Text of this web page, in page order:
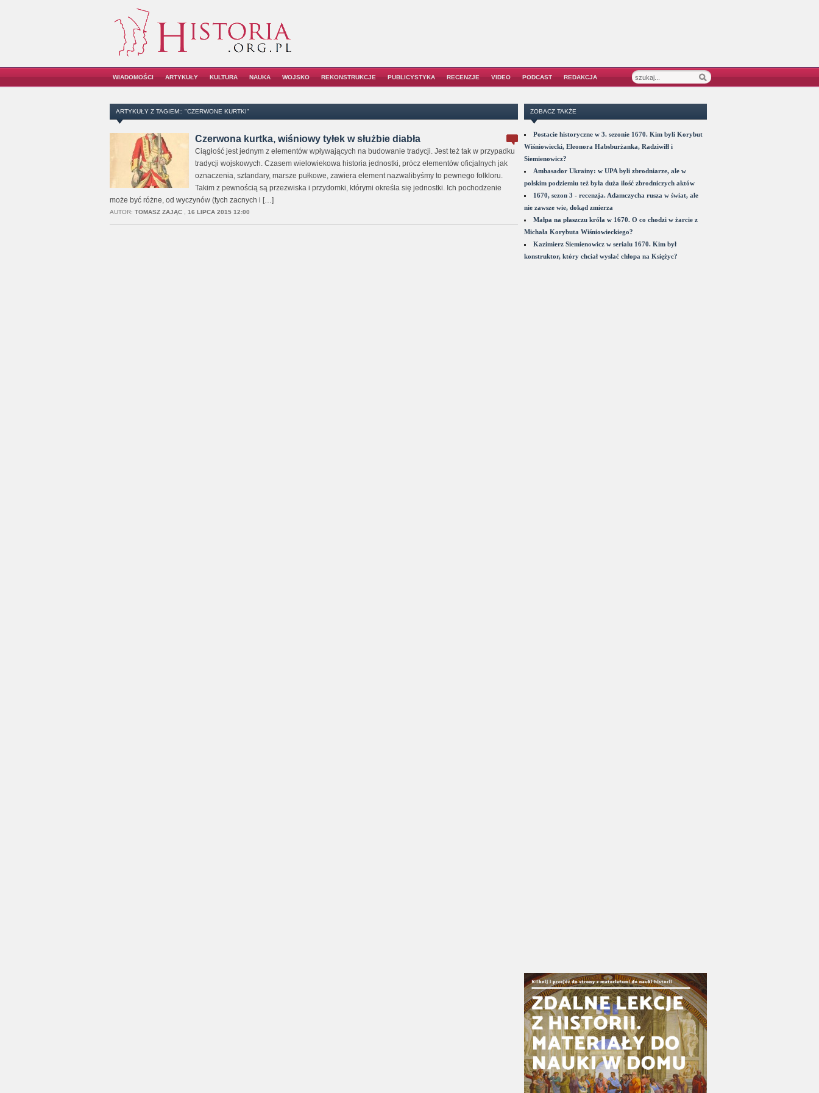
WIADOMOŚCI ARTYKUŁY KULTURA NAUKA WOJSKO REKONSTRUKCJE PUBLICYSTYKA RECENZJE VIDEO PODCAST REDAKCJA
ARTYKUŁY Z TAGIEM:: "CZERWONE KURTKI"
Czerwona kurtka, wiśniowy tyłek w służbie diabła
Ciągłość jest jednym z elementów wpływających na budowanie tradycji. Jest też tak w przypadku
tradycji wojskowych. Czasem wielowiekowa historia jednostki, prócz elementów oficjalnych jak
oznaczenia, sztandary, marsze pułkowe, zawiera element nazwalibyśmy to pewnego folkloru.
Takim z pewnością są przezwiska i przydomki, którymi określa się jednostki. Ich pochodzenie
może być różne, od wyczynów (tych zacnych i […]
AUTOR: TOMASZ ZAJĄC, 16 LIPCA 2015 12:00
ZOBACZ TAKŻE
Postacie historyczne w 3. sezonie 1670. Kim byli Korybut
Wiśniowiecki, Eleonora Habsburżanka, Radziwiłł i
Siemienowicz?
Ambasador Ukrainy: w UPA byli zbrodniarze, ale w
polskim podziemiu też była duża ilość zbrodniczych aktów
1670, sezon 3 - recenzja. Adamczycha rusza w świat, ale
nie zawsze wie, dokąd zmierza
Małpa na płaszczu króla w 1670. O co chodzi w żarcie z
Michała Korybuta Wiśniowieckiego?
Kazimierz Siemienowicz w serialu 1670. Kim był
konstruktor, który chciał wysłać chłopa na Księżyc?